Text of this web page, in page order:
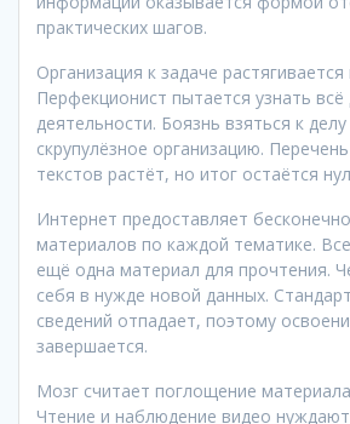
практических шагов.
Организация к задаче растягивается
Перфекционист пытается узнать всё
деятельности. Боязнь взяться к
скрупулёзное организацию.
текстов растёт, но итог остаётся
Интернет предоставляет
материалов по каждой тематике.
ещё одна материал для прочтения.
себя в нужде новой данных.
сведений отпадает, поэтому
завершается.
Мозг считает поглощение
Чтение и наблюдение видео